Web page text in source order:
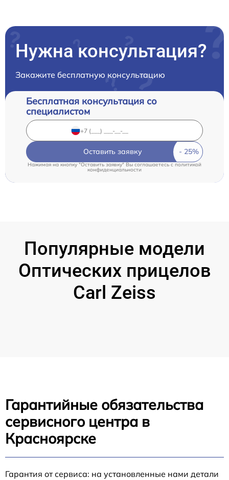
Нужна консультация?
Закажите бесплатную консультацию
Бесплатная консультация со
специалистом
Оставить заявку
Нажимая на кнопку "Оставить заявку" Вы соглашаетесь c политикой
конфиденциальности
Популярные модели
Оптических прицелов
Carl Zeiss
Гарантийные обязательства
сервисного центра в
Красноярске
Гарантия от сервиса: на установленные нами детали